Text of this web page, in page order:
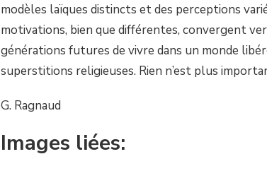
modèles laïques distincts et des perceptions
motivations, bien que différentes, convergent
générations futures de vivre dans un monde
superstitions religieuses. Rien n’est plus
G. Ragnaud
Images liées: